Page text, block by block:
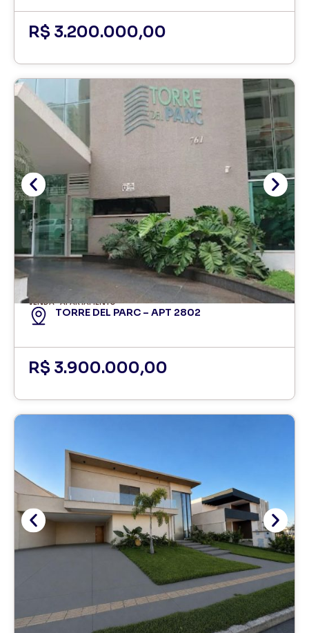
R$ 3.200.000,00
VENDA APARTAMENTO
TORRE DEL PARC – APT 2802
R$ 3.900.000,00